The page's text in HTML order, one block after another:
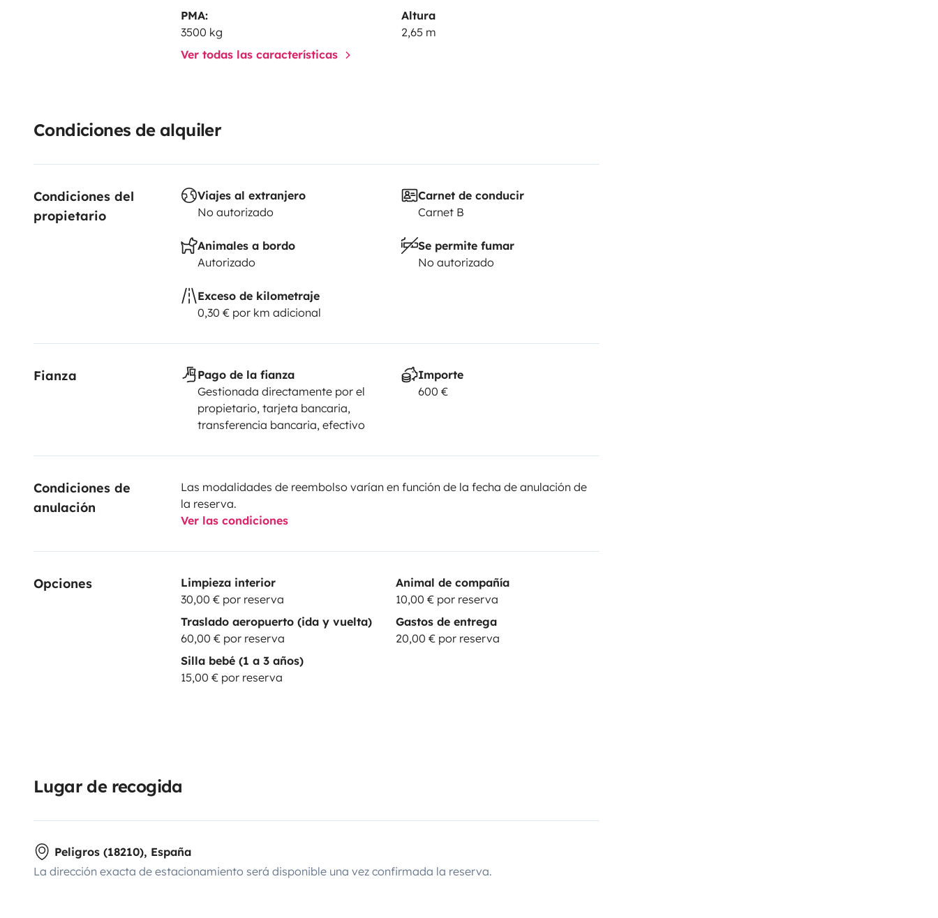
PMA:
3500 kg
Altura
2,65 m
Ver todas las características
Condiciones de alquiler
Condiciones del
propietario
Viajes al extranjero
No autorizado
Carnet de conducir
Carnet B
Animales a bordo
Autorizado
Se permite fumar
No autorizado
Exceso de kilometraje
0,30 € por km adicional
Fianza
Pago de la fianza
Gestionada directamente por el
propietario, tarjeta bancaria,
transferencia bancaria, efectivo
Importe
600 €
Condiciones de
anulación
Las modalidades de reembolso varían en función de la fecha de anulación de
la reserva.
Ver las condiciones
Opciones
Limpieza interior
30,00 € por reserva
Animal de compañía
10,00 € por reserva
Traslado aeropuerto (ida y vuelta)
60,00 € por reserva
Gastos de entrega
20,00 € por reserva
Silla bebé (1 a 3 años)
15,00 € por reserva
Lugar de recogida
Peligros (18210), España
La dirección exacta de estacionamiento será disponible una vez confirmada la reserva.